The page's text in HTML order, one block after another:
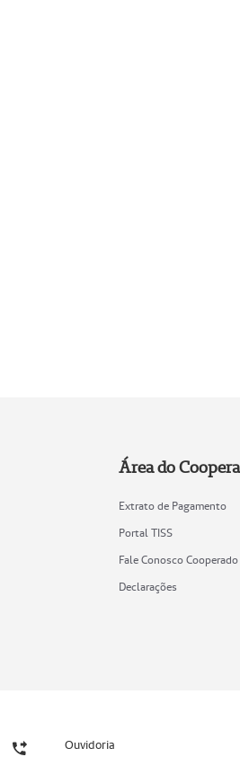
Área do
Extrato de Pagamento
Portal TISS
Fale Conosco Cooperado
Declarações
Ouvidoria